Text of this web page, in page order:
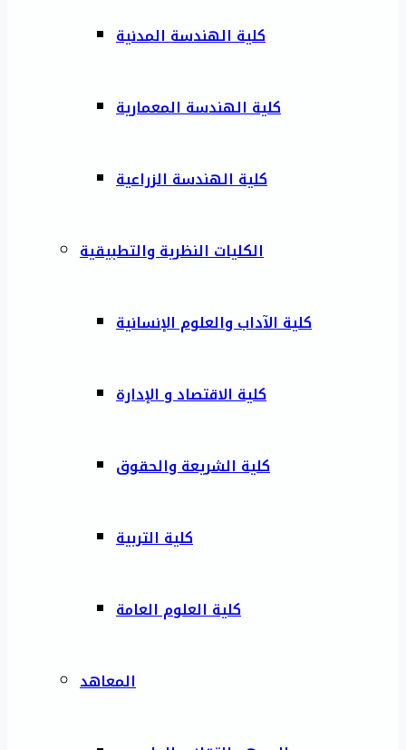
كلية الهندسة المدنية
كلية الهندسة المعمارية
كلية الهندسة الزراعية
الكليات النظرية والتطبيقية
كلية الآداب والعلوم الإنسانية
كلية الاقتصاد و الإدارة
كلية الشريعة والحقوق
كلية التربية
كلية العلوم العامة
المعاهد